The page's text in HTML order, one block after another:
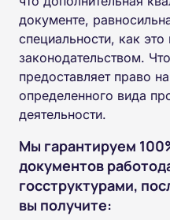
документе,
специальности, как
законодательством.
предоставляет право
определенного вида
деятельности.
Мы гарантируем
документов
госструктурами,
вы получите: